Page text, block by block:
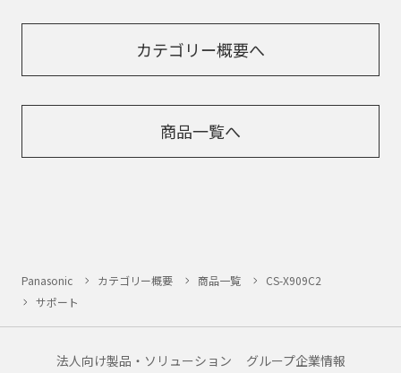
カテゴリー概要へ
商品一覧へ
Panasonic カテゴリー概要 商品一覧
CS-X909C2
サポート
法人向け製品・ソリューション グループ企業情報